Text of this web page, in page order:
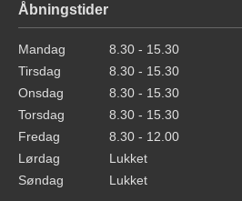
Åbningstider
Mandag
8.30 - 15.30
Tirsdag
8.30 - 15.30
Onsdag
8.30 - 15.30
Torsdag
8.30 - 15.30
Fredag
8.30 - 12.00
Lørdag
Lukket
Søndag
Lukket